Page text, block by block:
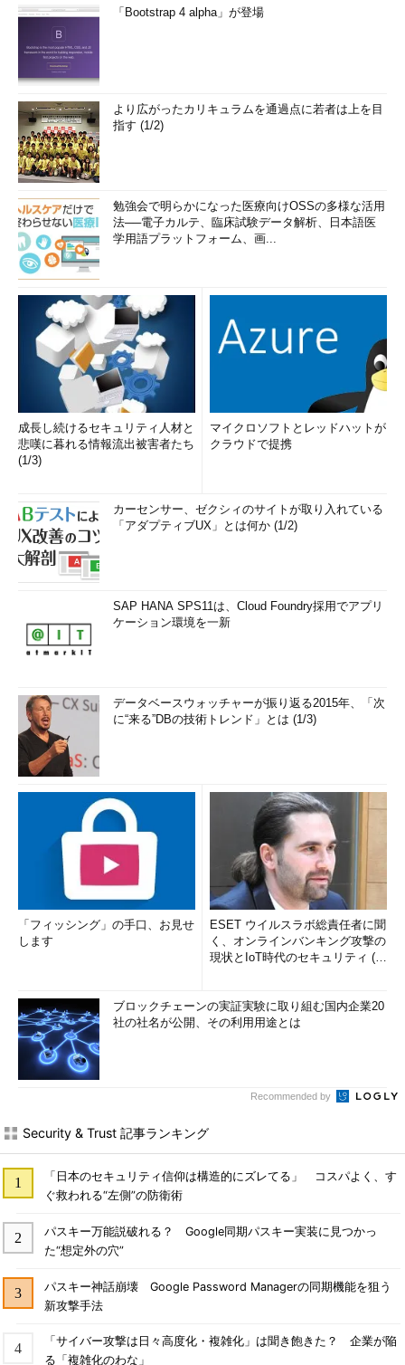
エディタなどでは確認することはできない。
ここでは、パスワードを入力せずにリスナーを停止され、その
ときのエラーを表示している。
図7 パスワードを設定したリスナーの管理例（パ
スワード認証によるエラー）
●IPアドレスによる接続の制限
基本的に内部ネットワークにファイアウォールを設置していな
能な状態になっている。先ほども説明したが、内部ネットワーク
を守るためにファイアウォールなどを入れる余裕がない場合は、
DMZへの侵入がすなわちリスナーへのアクセスを意味する。
トワークの許可しないサーバやクライアントからの接続を制限す
ることができる。昨年公開された「Oracle Net Listenerに対する
潜在的なDoS脆弱性」の対応策としてIPアドレスによる接続の制
っておく必要がある。
この設定は、Oracleのバージョンによってファイルが異なって
いる。Oracle 8.1.7以前については、$ORACLE_HOME
2
$ORACLE_HOME/network/admin/sqlnet.oraになる。この設定を
行った場合、必ずリスナーを再起動する必要がある。
図8 IPアドレスによるアクセス先の制御（sqlnet.
＊2
$ORACLE_HOMEは、Oracleイン
ストール時に設定される環境変数に
なるので、インストール環境ごとに
ル先ごとに読み替えるよう願いた
ら変更することで、攻撃者が情報の
ともできるというメリットがある。
ささいなことだが、デフォルト設定
ティ対策の中でも有効な対策だと思
う。
いかがだっただろうか、今回の記事を読むことで、効率的にセ
法およびDMZやほかの社内ネットワークからのOracleデータベー
「Bootstrap 4 alpha」が登場
より広がったカリキュラムを通過点に若者は上を目
指す (1/2)
勉強会で明らかになった医療向けOSSの多様な活用
法──電子カルテ、臨床試験データ解析、日本語医
学用語プラットフォーム、画...
成長し続けるセキュリティ人材と
悲嘆に暮れる情報流出被害者たち
(1/3)
マイクロソフトとレッドハットが
クラウドで提携
カーセンサー、ゼクシィのサイトが取り入れている
「アダプティブUX」とは何か (1/2)
SAP HANA SPS11は、Cloud Foundry採用でアプリ
ケーション環境を一新
データベースウォッチャーが振り返る2015年、「次
に“来る”DBの技術トレンド」とは (1/3)
「フィッシング」の手口、お見せ
します
ESET ウイルスラボ総責任者に聞
く、オンラインバンキング攻撃の
現状とIoT時代のセキュリティ (1/
ブロックチェーンの実証実験に取り組む国内企業20
社の社名が公開、その利用用途とは
Recommended by
Security & Trust 記事ランキング
「日本のセキュリティ信仰は構造的にズレてる」 コスパよく、す
ぐ救われる“左側”の防衛術
パスキー万能説破れる？ Google同期パスキー実装に見つかっ
た“想定外の穴”
パスキー神話崩壊 Google Password Managerの同期機能を狙う
新攻撃手法
「サイバー攻撃は日々高度化・複雑化」は聞き飽きた？ 企業が陥
る「複雑化のわな」